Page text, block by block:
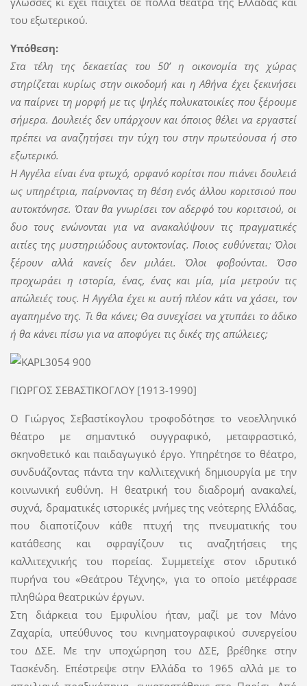
του εξωτερικού.
Υπόθεση:
Στα τέλη της δεκαετίας του 50’ η οικονομία της χώρας
στηρίζεται κυρίως στην οικοδομή και η Αθήνα έχει ξεκινήσει
να παίρνει τη μορφή με τις ψηλές πολυκατοικίες που ξέρουμε
σήμερα. Δουλειές δεν υπάρχουν και όποιος θέλει να εργαστεί
πρέπει να αναζητήσει την τύχη του στην πρωτεύουσα ή στο
εξωτερικό.
Η Αγγέλα είναι ένα φτωχό, ορφανό κορίτσι που πιάνει δουλειά
ως υπηρέτρια, παίρνοντας τη θέση ενός άλλου κοριτσιού που
αυτοκτόνησε. Όταν θα γνωρίσει τον αδερφό του κοριτσιού, οι
δυο τους ενώνονται για να ανακαλύψουν τις πραγματικές
αιτίες της μυστηριώδους αυτοκτονίας. Ποιος ευθύνεται; Όλοι
ξέρουν αλλά κανείς δεν μιλάει. Όλοι φοβούνται. Όσο
προχωράει η ιστορία, ένας, ένας και μία, μία μετρούν τις
απώλειές τους. Η Αγγέλα έχει κι αυτή πλέον κάτι να χάσει, τον
αγαπημένο της. Τι θα κάνει; Θα συνεχίσει να χτυπάει το άδικο
ή θα κάνει πίσω για να αποφύγει τις δικές της απώλειες;
ΓΙΩΡΓΟΣ ΣΕΒΑΣΤΙΚΟΓΛΟΥ [1913-1990]
Ο Γιώργος Σεβαστίκογλου τροφοδότησε το νεοελληνικό
θέατρο με σημαντικό συγγραφικό, μεταφραστικό,
σκηνοθετικό και παιδαγωγικό έργο. Υπηρέτησε το θέατρο,
συνδυάζοντας πάντα την καλλιτεχνική δημιουργία με την
κοινωνική ευθύνη. Η θεατρική του διαδρομή ανακαλεί,
συχνά, δραματικές ιστορικές μνήμες της νεότερης Ελλάδας,
που διαποτίζουν κάθε πτυχή της πνευματικής του
κατάθεσης και σφραγίζουν τις αναζητήσεις της
καλλιτεχνικής του πορείας. Συμμετείχε στον ιδρυτικό
πυρήνα του «Θεάτρου Τέχνης», για το οποίο μετέφρασε
πληθώρα θεατρικών έργων.
Στη διάρκεια του Εμφυλίου ήταν, μαζί με τον Μάνο
Ζαχαρία, υπεύθυνος του κινηματογραφικού συνεργείου
του ΔΣΕ. Με την υποχώρηση του ΔΣΕ, βρέθηκε στην
Τασκένδη. Επέστρεψε στην Ελλάδα το 1965 αλλά με το